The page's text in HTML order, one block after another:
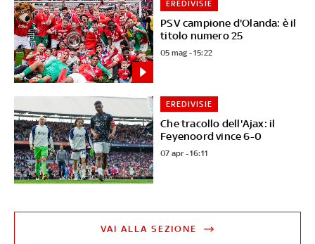
PSV campione d'Olanda: è il
titolo numero 25
EREDIVISIE
05 mag - 15:22
Che tracollo dell'Ajax: il
Feyenoord vince 6-0
EREDIVISIE
07 apr - 16:11
VAI ALLA SEZIONE